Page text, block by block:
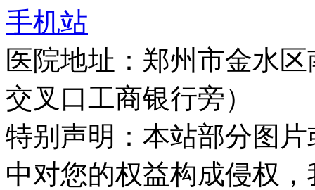
手机站
医院地址：郑州市金水
交叉口工商银行旁）
特别声明：本站部分图
中对您的权益构成侵权